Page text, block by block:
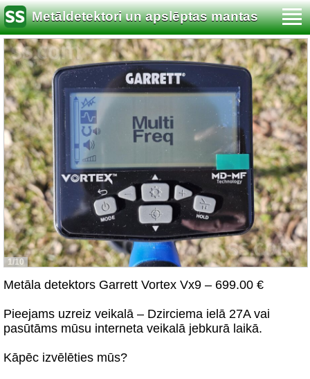
Metāldetektori un apslēptas mantas
meklēšana
1/10
Metāla detektors Garrett Vortex Vx9 – 699.00 €
Pieejams uzreiz veikalā – Dzirciema ielā 27A vai
pasūtāms mūsu interneta veikalā jebkurā laikā.
Kāpēc izvēlēties mūs?